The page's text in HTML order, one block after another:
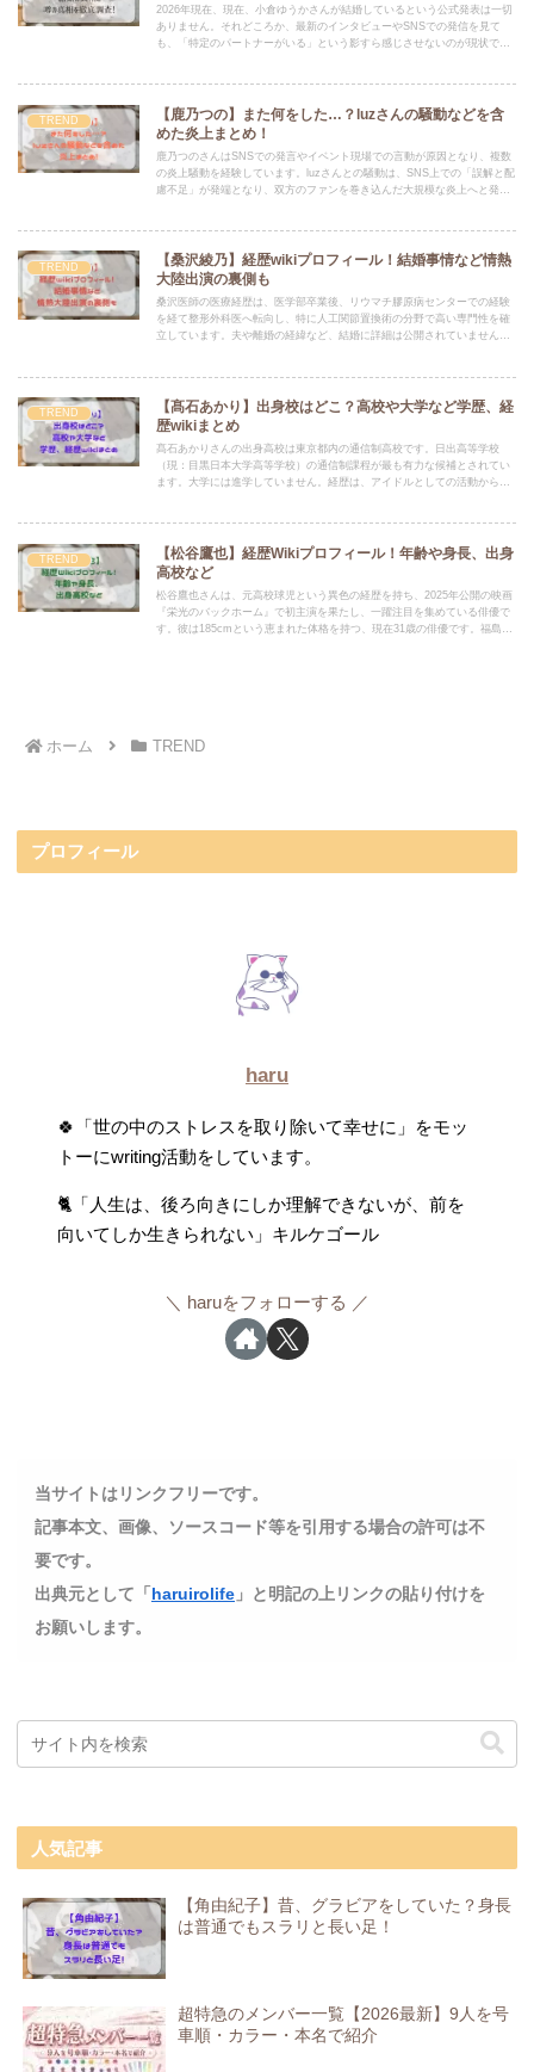
2026年現在、現在、小倉ゆうかさんが結婚しているという公式発表は一切
ありません。それどころか、最新のインタビューやSNSでの発信を見て
も、「特定のパートナーがいる」という影すら感じさせないのが現状で
TREND
【鹿乃つの】また何をした…？luzさんの騒動などを含
めた炎上まとめ！
鹿乃つのさんはSNSでの発言やイベント現場での言動が原因となり、複数
の炎上騒動を経験しています。luzさんとの騒動は、SNS上での「誤解と配
慮不足」が発端となり、双方のファンを巻き込んだ大規模な炎上へと発展
TREND
【桑沢綾乃】経歴wikiプロフィール！結婚事情など情熱
大陸出演の裏側も
桑沢医師の医療経歴は、医学部卒業後、リウマチ膠原病センターでの経験
を経て整形外科医へ転向し、特に人工関節置換術の分野で高い専門性を確
立しています。夫や離婚の経緯など、結婚に詳細は公開されていません。
TREND
【髙石あかり】出身校はどこ？高校や大学など学歴、経
歴wikiまとめ
髙石あかりさんの出身高校は東京都内の通信制高校です。日出高等学校
（現：目黒日本大学高等学校）の通信制課程が最も有力な候補とされてい
ます。大学には進学していません。経歴は、アイドルとしての活動から女
TREND
【松谷鷹也】経歴Wikiプロフィール！年齢や身長、出身
高校など
松谷鷹也さんは、元高校球児という異色の経歴を持ち、2025年公開の映画
『栄光のバックホーム』で初主演を果たし、一躍注目を集めている俳優で
す。彼は185cmという恵まれた体格を持つ、現在31歳の俳優です。福島県
ホーム TREND
プロフィール
haru
🍀「世の中のストレスを取り除いて幸せに」をモッ
トーにwriting活動をしています。
🐈「人生は、後ろ向きにしか理解できないが、前を
向いてしか生きられない」キルケゴール
haruをフォローする
当サイトはリンクフリーです。
記事本文、画像、ソースコード等を引用する場合の許可は不
要です。
出典元として「 haruirolife 」と明記の上リンクの貼り付けを
お願いします。
人気記事
【角由紀子】昔、グラビアをしていた？身長
は普通でもスラリと長い足！
超特急のメンバー一覧【2026最新】9人を号
車順・カラー・本名で紹介